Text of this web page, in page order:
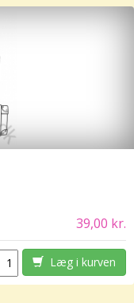
39,00 kr.
Læg i kurven